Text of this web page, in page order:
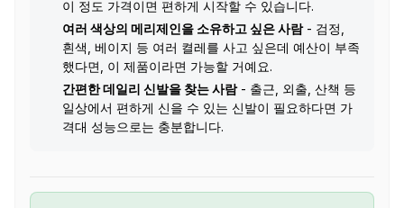
이 정도 가격이면 편하게 시작할 수 있습니다.
여러 색상의 메리제인을 소유하고 싶은 사람- 검정,
흰색, 베이지 등 여러 켤레를 사고 싶은데 예산이 부족
했다면, 이 제품이라면 가능할 거예요.
간편한 데일리 신발을 찾는 사람- 출근, 외출, 산책 등
일상에서 편하게 신을 수 있는 신발이 필요하다면 가
격대 성능으로는 충분합니다.